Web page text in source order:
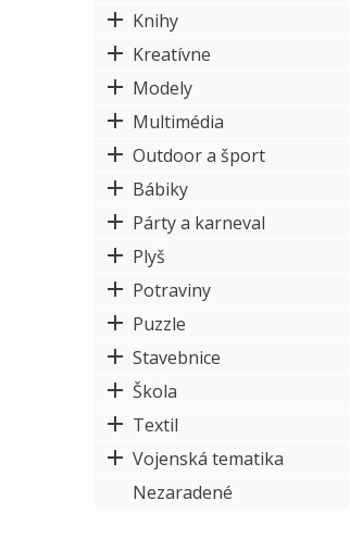
Knihy
Kreatívne
Modely
Multimédia
Outdoor a šport
Bábiky
Párty a karneval
Plyš
Potraviny
Puzzle
Stavebnice
Škola
Textil
Vojenská tematika
Nezaradené